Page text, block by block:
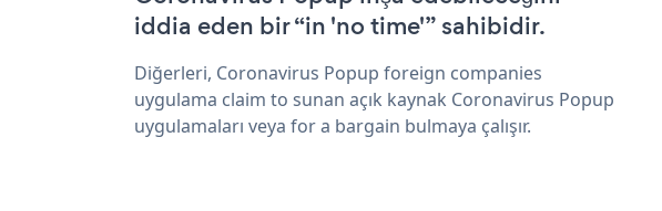
iddia eden bir “in 'no time'” sahibidir.
Diğerleri, Coronavirus Popup foreign companies
uygulama claim to sunan açık kaynak Coronavirus Popup
uygulamaları veya for a bargain bulmaya çalışır.